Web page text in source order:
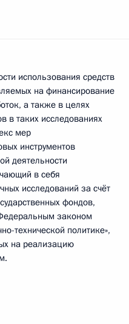
использования средств
на финансирование
а также в целях
в таких исследованиях
мер
инструментов
деятельности
в себя
исследований за счёт
фондов,
законом
технической политике»,
на реализацию